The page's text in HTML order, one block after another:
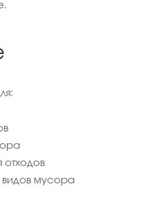
отходов
видов мусора